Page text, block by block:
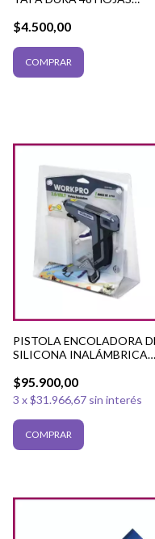
$4.500,00
PISTOLA ENCOLADORA
SILICONA INALÁMBRICA
$95.900,00
3 x$31.966,67 sin interés